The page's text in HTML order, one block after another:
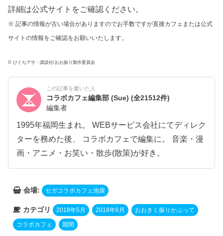
詳細は公式サイトをご確認ください。
※ 記事の情報が古い場合がありますのでお手数ですが直接カフェまたは公式
サイトの情報をご確認をお願いいたします。
© ひぐちアサ・講談社/おお振り製作委員会
この記事を書いた人
コラボカフェ編集部 (Sue)(全21512件)
編集者
1995年福岡生まれ。 WEBサービス会社にてディレク
ターを務めた後、 コラボカフェで編集に。 音楽・漫
画・アニメ・お笑い・散歩(散策)が好き。
会場: セガコラボカフェ池袋
カテゴリ 2018年5月 2018年6月 おおきく振りかぶって
コラボカフェ 期間